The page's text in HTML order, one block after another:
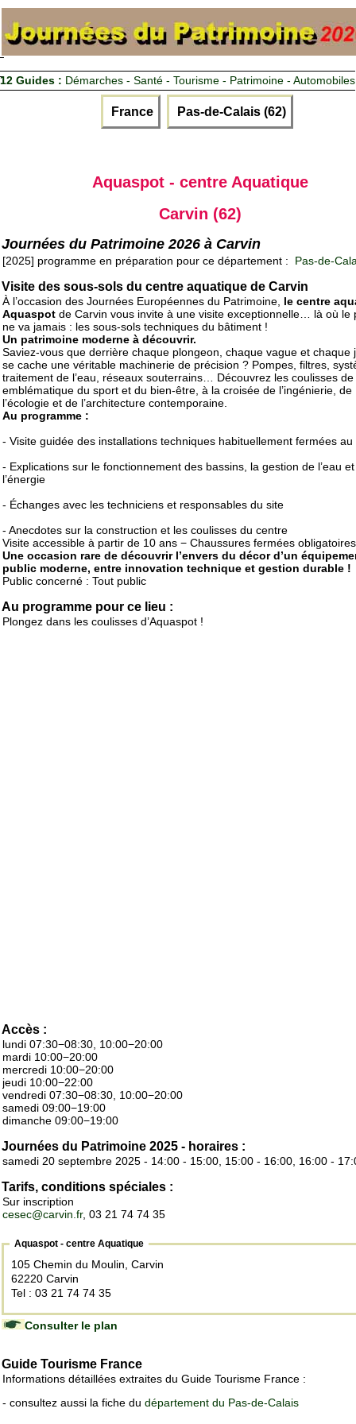
12 Guides : Démarches - Santé - Tourisme - Patrimoine - Automobiles
France Pas-de-Calais (62)
Aquaspot - centre Aquatique
Carvin (62)
Journées du Patrimoine 2026 à Carvin
[2025] programme en préparation pour ce département : Pas-de-
Visite des sous-sols du centre aquatique de Carvin
À l’occasion des Journées Européennes du Patrimoine, le centre
Aquaspot de Carvin vous invite à une visite exceptionnelle… là où le
ne va jamais : les sous-sols techniques du bâtiment !
Un patrimoine moderne à découvrir.
Saviez-vous que derrière chaque plongeon, chaque vague et chaque
se cache une véritable machinerie de précision ? Pompes, filtres,
traitement de l’eau, réseaux souterrains… Découvrez les coulisses de
emblématique du sport et du bien-être, à la croisée de l’ingénierie, de
l’écologie et de l’architecture contemporaine.
Au programme :
- Visite guidée des installations techniques habituellement fermées au
- Explications sur le fonctionnement des bassins, la gestion de l’eau
l’énergie
- Échanges avec les techniciens et responsables du site
- Anecdotes sur la construction et les coulisses du centre
Visite accessible à partir de 10 ans − Chaussures fermées obligatoires
Une occasion rare de découvrir l’envers du décor d’un
public moderne, entre innovation technique et gestion durable !
Public concerné : Tout public
Au programme pour ce lieu :
Plongez dans les coulisses d’Aquaspot !
Accès :
lundi 07:30−08:30, 10:00−20:00
mardi 10:00−20:00
mercredi 10:00−20:00
jeudi 10:00−22:00
vendredi 07:30−08:30, 10:00−20:00
samedi 09:00−19:00
dimanche 09:00−19:00
Journées du Patrimoine 2025 - horaires :
samedi 20 septembre 2025 - 14:00 - 15:00, 15:00 - 16:00, 16:00 -
Tarifs, conditions spéciales :
Sur inscription
cesec@carvin.fr, 03 21 74 74 35
Aquaspot - centre Aquatique
105 Chemin du Moulin, Carvin
62220 Carvin
Tel : 03 21 74 74 35
Consulter le plan
Guide Tourisme France
Informations détaillées extraites du Guide Tourisme France :
- consultez aussi la fiche du département du Pas-de-Calais